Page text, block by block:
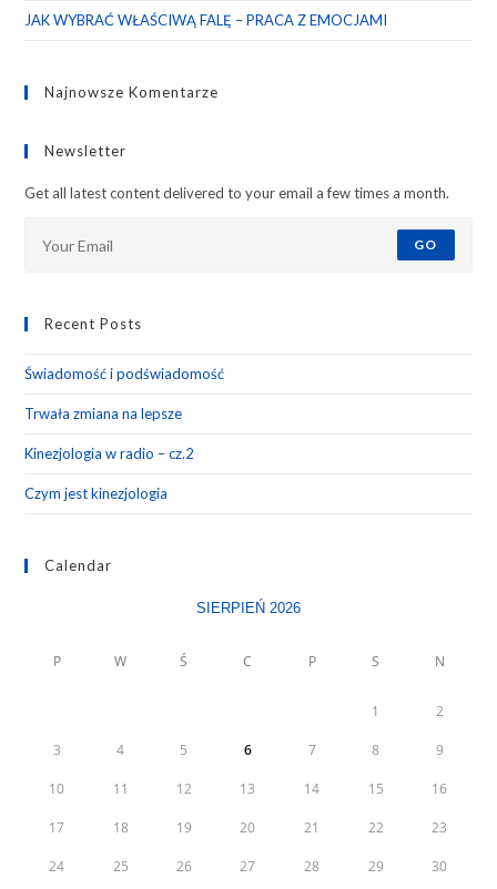
JAK WYBRAĆ WŁAŚCIWĄ FALĘ – PRACA Z EMOCJAMI
Najnowsze Komentarze
Newsletter
Get all latest content delivered to your email a few times a month.
GO
Recent Posts
Świadomość i podświadomość
Trwała zmiana na lepsze
Kinezjologia w radio – cz.2
Czym jest kinezjologia
Calendar
SIERPIEŃ 2026
P W Ś C P S N
1 2
3 4 5 6 7 8 9
10 11 12 13 14 15 16
17 18 19 20 21 22 23
24 25 26 27 28 29 30